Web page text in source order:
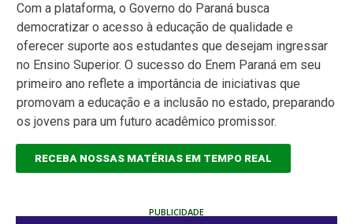
Com a plataforma, o Governo do Paraná busca
democratizar o acesso à educação de qualidade e
oferecer suporte aos estudantes que desejam ingressar
no Ensino Superior. O sucesso do Enem Paraná em seu
primeiro ano reflete a importância de iniciativas que
promovam a educação e a inclusão no estado, preparando
os jovens para um futuro acadêmico promissor.
RECEBA NOSSAS MATÉRIAS EM TEMPO REAL
PUBLICIDADE